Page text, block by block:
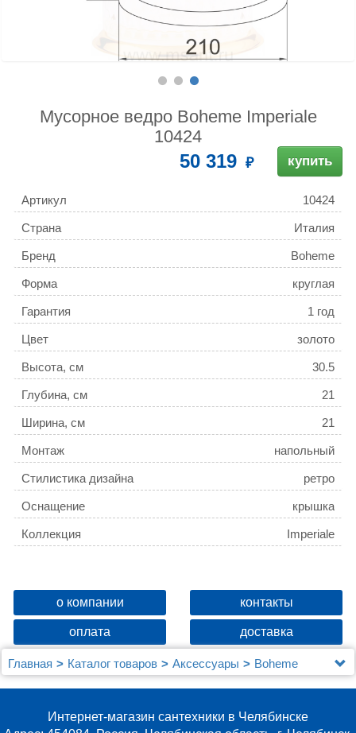
Мусорное ведро Boheme Imperiale
10424
50 319 купить
Артикул 10424
Страна Италия
Бренд Boheme
Форма круглая
Гарантия 1 год
Цвет золото
Высота, см 30.5
Глубина, см 21
Ширина, см 21
Монтаж напольный
Стилистика дизайна ретро
Оснащение крышка
Коллекция Imperiale
о компании контакты
оплата доставка
Главная Каталог товаров Аксессуары
Boheme
Мусорное ведро Boheme Imperiale 10424
Интернет-магазин сантехники в Челябинске